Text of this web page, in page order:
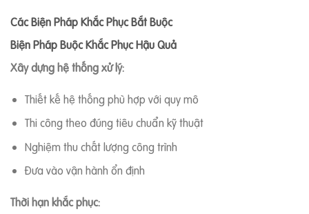
Các Biện Pháp Khắc Phục Bắt Buộc
Biện Pháp Buộc Khắc Phục Hậu Quả
Xây dựng hệ thống xử lý:
Thiết kế hệ thống phù hợp với quy mô
Thi công theo đúng tiêu chuẩn kỹ thuật
Nghiệm thu chất lượng công trình
Đưa vào vận hành ổn định
Thời hạn khắc phục: